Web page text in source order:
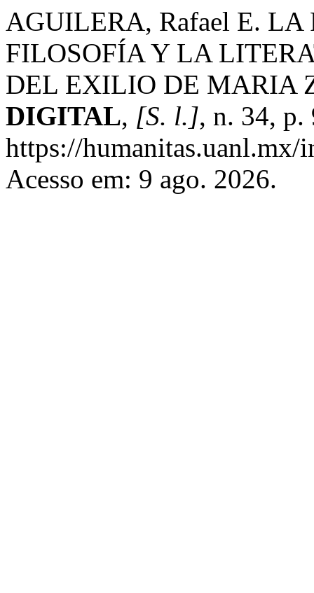
AGUILERA, Rafael E.
FILOSOFÍA Y LA
DEL EXILIO DE MARIA
DIGITAL, [S. l.], n. 34,
https://
Acesso em: 9 ago. 2026.